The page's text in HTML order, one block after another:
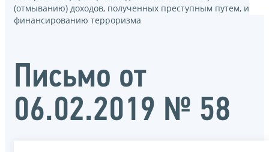
(отмыванию) доходов, полученных преступным путем, и
финансированию терроризма
Письмо от
06.02.2019 № 58